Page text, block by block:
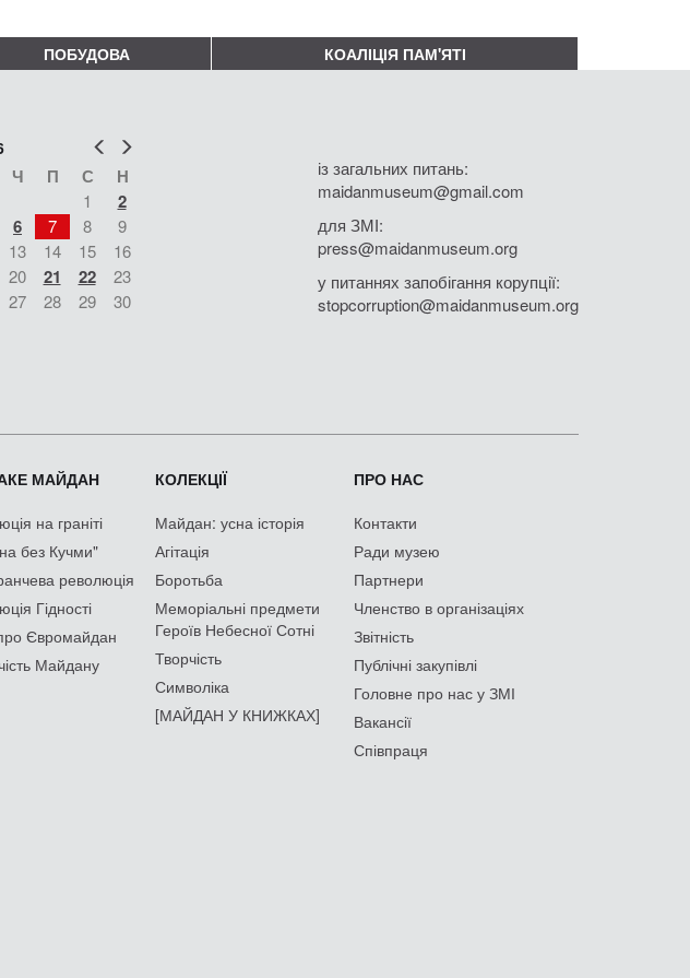
ПОБУДОВА КОАЛІЦІЯ ПАМ'ЯТІ
Попер
Ч П С Н
1 2
6 7 8
9
13 14 15
16
20 21 22
23
27 28 29
30
із загальних питань:
maidanmuseum@gmail.com
для ЗМІ:
press@maidanmuseum.org
у питаннях запобігання корупції:
stopcorruption@maidanmuseum.org
МАЙДАН
на граніті
без Кучми"
революція
Гідності
Євромайдан
Майдану
КОЛЕКЦІЇ
Майдан: усна історія
Агітація
Боротьба
Меморіальні предмети
Героїв Небесної Сотні
Творчість
Символіка
[МАЙДАН У КНИЖКАХ]
ПРО НАС
Контакти
Ради музею
Партнери
Членство в організаціях
Звітність
Публічні закупівлі
Головне про нас у ЗМІ
Вакансії
Співпраця